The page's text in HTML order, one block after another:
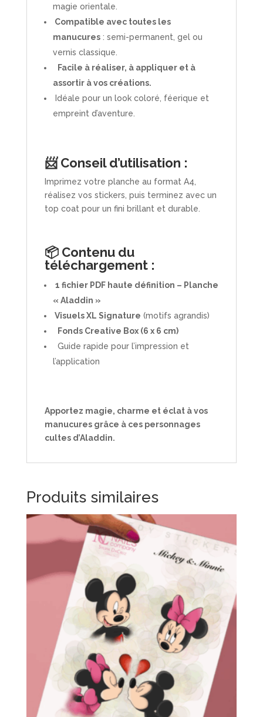
magie orientale.
Compatible avec toutes les
manucures: semi-permanent, gel ou
vernis classique.
Facile à réaliser, à appliquer et à
assortir à vos créations.
Idéale pour un look coloré, féerique et
empreint d’aventure.
📨 Conseil d’utilisation :
Imprimez votre planche au format A4,
réalisez vos stickers, puis terminez avec un
top coat pour un fini brillant et durable.
📦 Contenu du
téléchargement :
1 fichier PDF haute définition – Planche
« Aladdin »
Visuels XL Signature (motifs agrandis)
Fonds Creative Box (6 x 6 cm)
Guide rapide pour l’impression et
l’application
Apportez magie, charme et éclat à vos
manucures grâce à ces personnages
cultes d’Aladdin.
Produits similaires